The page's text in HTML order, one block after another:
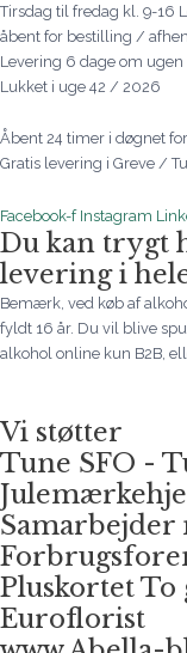
Tirsdag til fredag kl. 9-16
åbent for bestilling /
Levering 6 dage om ugen
Lukket i uge 42 / 2026
Åbent 24 timer i døgnet
Gratis levering i Greve /
Facebook-f Instagram
Du kan trygt
levering i
Bemærk, ved køb af
fyldt 16 år. Du vil blive
alkohol online kun B2B,
Vi støtter
Tune SFO -
Pluskortet To
Euroflorist